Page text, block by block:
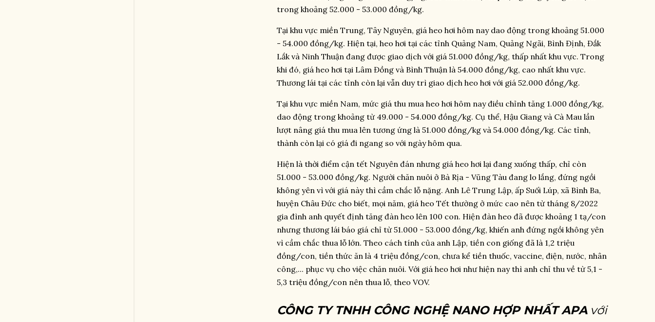
trong khoảng 52.000 - 53.000 đồng/kg.
Tại khu vực miền Trung, Tây Nguyên, giá heo hơi hôm nay dao động trong khoảng 51.000
- 54.000 đồng/kg. Hiện tại, heo hơi tại các tỉnh Quảng Nam, Quảng Ngãi, Bình Định, Đắk
Lắk và Ninh Thuận đang được giao dịch với giá 51.000 đồng/kg, thấp nhất khu vực. Trong
khi đó, giá heo hơi tại Lâm Đồng và Bình Thuận là 54.000 đồng/kg, cao nhất khu vực.
Thương lái tại các tỉnh còn lại vẫn duy trì giao dịch heo hơi với giá 52.000 đồng/kg.
Tại khu vực miền Nam, mức giá thu mua heo hơi hôm nay điều chỉnh tăng 1.000 đồng/kg,
dao động trong khoảng từ 49.000 - 54.000 đồng/kg. Cụ thể, Hậu Giang và Cà Mau lần
lượt nâng giá thu mua lên tương ứng là 51.000 đồng/kg và 54.000 đồng/kg. Các tỉnh,
thành còn lại có giá đi ngang so với ngày hôm qua.
Hiện là thời điểm cận tết Nguyên đán nhưng giá heo hơi lại đang xuống thấp, chỉ còn
51.000 - 53.000 đồng/kg. Người chăn nuôi ở Bà Rịa - Vũng Tàu đang lo lắng, đứng ngồi
không yên vì với giá này thì cầm chắc lỗ nặng. Anh Lê Trung Lập, ấp Suối Lúp, xã Bình Ba,
huyện Châu Đức cho biết, mọi năm, giá heo Tết thường ở mức cao nên từ tháng 8/2022
gia đình anh quyết định tăng đàn heo lên 100 con. Hiện đàn heo đã được khoảng 1 tạ/con
nhưng thương lái báo giá chỉ từ 51.000 - 53.000 đồng/kg, khiến anh đứng ngồi không yên
vì cầm chắc thua lỗ lớn. Theo cách tính của anh Lập, tiền con giống đã là 1,2 triệu
đồng/con, tiền thức ăn là 4 triệu đồng/con, chưa kể tiền thuốc, vaccine, điện, nước, nhân
công,... phục vụ cho việc chăn nuôi. Với giá heo hơi như hiện nay thì anh chỉ thu về từ 5,1 -
5,3 triệu đồng/con nên thua lỗ, theo VOV.
CÔNG TY TNHH CÔNG NGHỆ NANO HỢP NHẤT APAvới